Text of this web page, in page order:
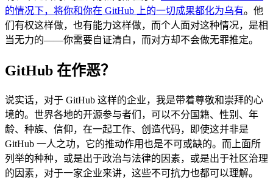
的情况下，将你和你在 GitHub 上的一切成果都化为乌有。他
们有权这样做，也有能力这样做，而个人面对这种情况，是相
当无力的——你需要自证清白，而对方却不会做无罪推定。
GitHub 在作恶？
说实话，对于 GitHub 这样的企业，我是带着尊敬和崇拜的心
境的。世界各地的开源参与者们，可以不分国籍、性别、年
龄、种族、信仰，在一起工作、创造代码，即使这并非是
GitHub 一人之功，它的推动作用也是不可或缺的。而上面所
列举的种种，或是出于政治与法律的因素，或是出于社区治理
的因素，对于一家企业来讲，这些不可抗力也都可以理解。